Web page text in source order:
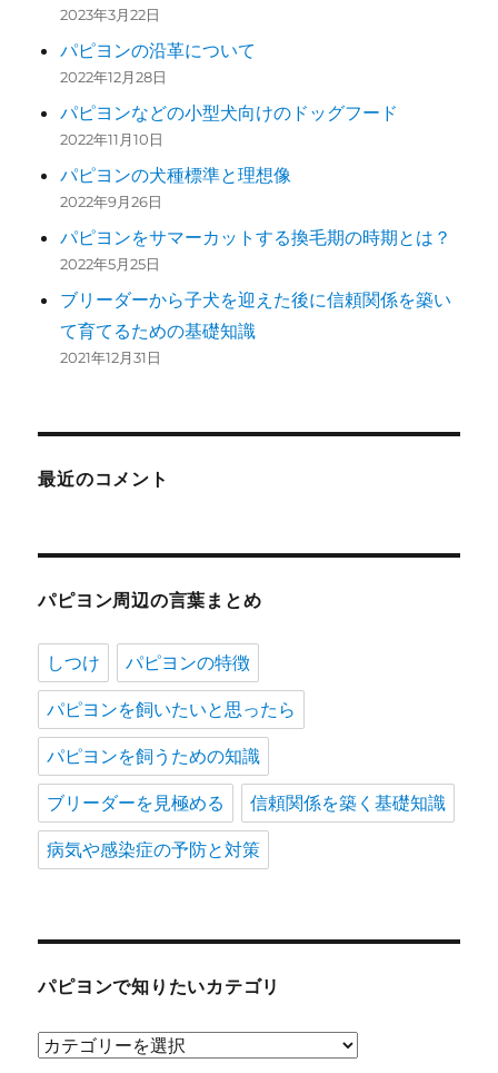
2023年3月22日
パピヨンの沿革について
2022年12月28日
パピヨンなどの小型犬向けのドッグフード
2022年11月10日
パピヨンの犬種標準と理想像
2022年9月26日
パピヨンをサマーカットする換毛期の時期とは？
2022年5月25日
ブリーダーから子犬を迎えた後に信頼関係を築い
て育てるための基礎知識
2021年12月31日
最近のコメント
パピヨン周辺の言葉まとめ
しつけ パピヨンの特徴
パピヨンを飼いたいと思ったら
パピヨンを飼うための知識
ブリーダーを見極める 信頼関係を築く基礎知識
病気や感染症の予防と対策
パピヨンで知りたいカテゴリ
パ